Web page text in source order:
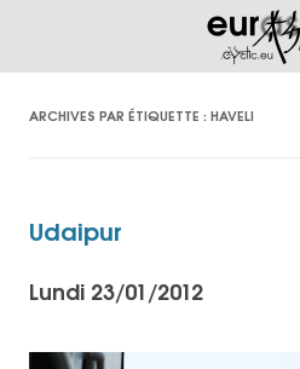
ARCHIVES PAR ÉTIQUETTE : HAVELI
Udaipur
Lundi 23/01/2012